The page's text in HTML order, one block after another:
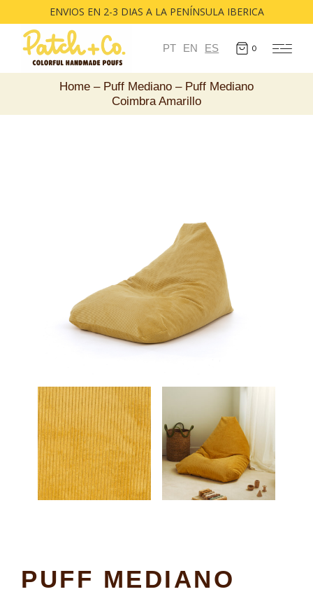
ENVIOS EN 2-3 DIAS A LA PENÍNSULA IBERICA
PT EN ES 0
Home Puff Mediano
Puff Mediano
Coimbra Amarillo
PUFF MEDIANO